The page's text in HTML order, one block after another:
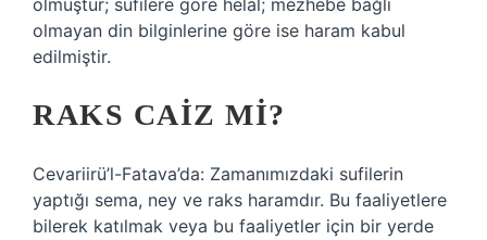
olmuştur; sufilere göre helal; mezhebe bağlı
olmayan din bilginlerine göre ise haram kabul
edilmiştir.
RAKS CAIZ MI?
Cevariirü’l-Fatava’da: Zamanımızdaki sufilerin
yaptığı sema, ney ve raks haramdır. Bu faaliyetlere
bilerek katılmak veya bu faaliyetler için bir yerde